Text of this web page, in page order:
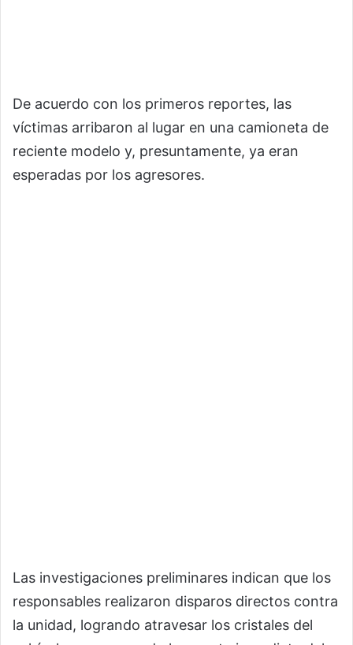
De acuerdo con los primeros reportes, las
víctimas arribaron al lugar en una camioneta de
reciente modelo y, presuntamente, ya eran
esperadas por los agresores.
Las investigaciones preliminares indican que los
responsables realizaron disparos directos contra
la unidad, logrando atravesar los cristales del